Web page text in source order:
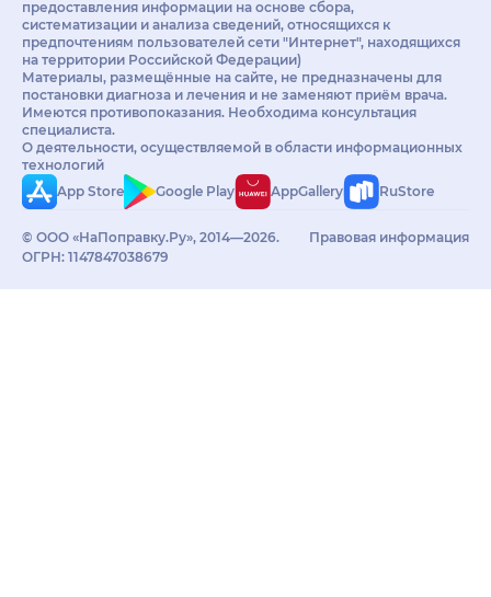
предоставления информации на основе сбора,
систематизации и анализа сведений, относящихся к
предпочтениям пользователей сети "Интернет", находящихся
на территории Российской Федерации)
Материалы, размещённые на сайте, не предназначены для
постановки диагноза и лечения и не заменяют приём врача.
Имеются противопоказания. Необходима консультация
специалиста.
О деятельности, осуществляемой в области информационных
технологий
App Store
Google Play AppGallery RuStore
© ООО «НаПоправку.Ру», 2014—2026.
ОГРН: 1147847038679
Правовая информация